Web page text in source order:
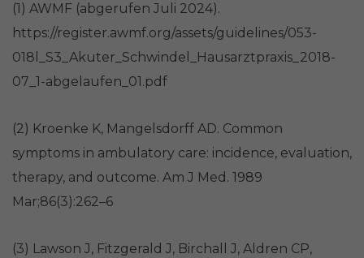
(1) AWMF (abgerufen Juli 2024).
https://register.awmf.org/assets/guidelines/053-
018l_S3_Akuter_Schwindel_Hausarztpraxis_2018-
07_1-abgelaufen_01.pdf
(2) Kroenke K, Mangelsdorff AD. Common
symptoms in ambulatory care: incidence, evaluation,
therapy, and outcome. Am J Med. 1989
Mar;86(3):262–6
(3) Lawson J, Fitzgerald J, Birchall J, Aldren CP,